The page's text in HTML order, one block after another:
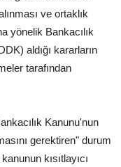
ve ortaklık
yönelik Bankacılık
aldığı kararların
tarafından
Kanunu'nun
gerektiren" durum
kısıtlayıcı